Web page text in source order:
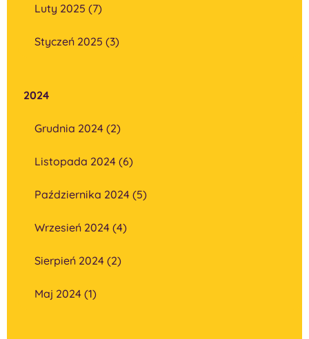
Luty 2025 (7)
Styczeń 2025 (3)
2024
Grudnia 2024 (2)
Listopada 2024 (6)
Października 2024 (5)
Wrzesień 2024 (4)
Sierpień 2024 (2)
Maj 2024 (1)